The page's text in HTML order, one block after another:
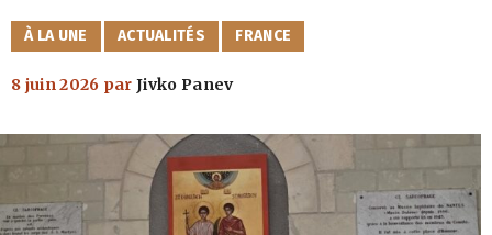
CATÉGORIES
À LA UNE ACTUALITÉS FRANCE
8 juin 2026 parJivko Panev